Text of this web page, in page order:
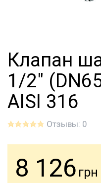
Клапан
1/2"
AISI 316
Отзывы: 0
8 126 грн